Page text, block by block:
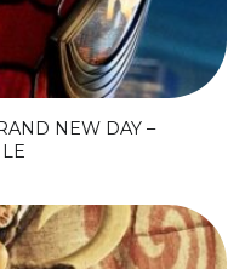
NEW DAY –